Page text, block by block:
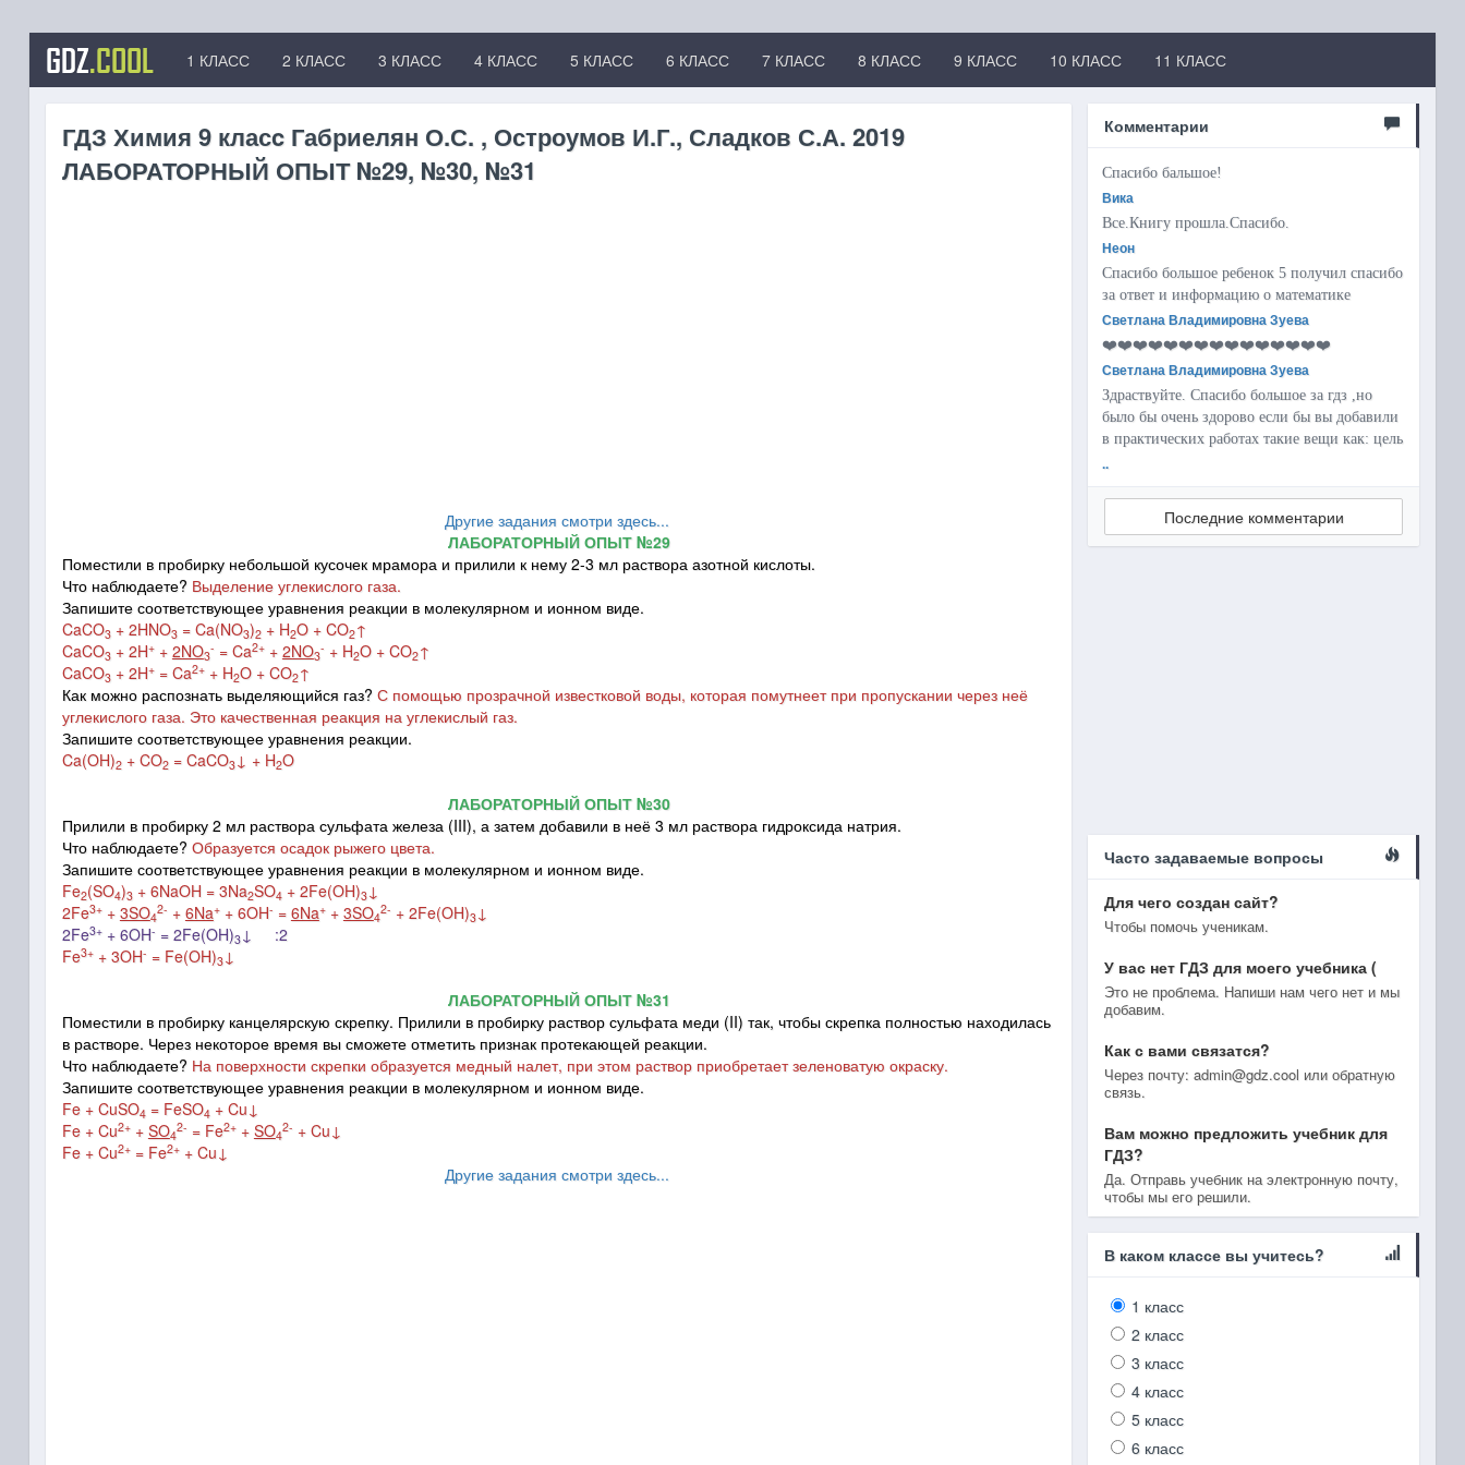
GDZ.COOL 1 КЛАСС 2 КЛАСС 3 КЛАСС 4 КЛАСС 5 КЛАСС 6 КЛАСС 7 КЛАСС 8 КЛАСС 9 КЛАСС 10 КЛАСС 11 КЛАСС
ГДЗ Химия 9 класc Габриелян О.С. , Остроумов И.Г., Сладков С.А. 2019
ЛАБОРАТОРНЫЙ ОПЫТ №29, №30, №31
Другие задания смотри здесь...
ЛАБОРАТОРНЫЙ ОПЫТ №29
Поместили в пробирку небольшой кусочек мрамора и прилили к нему 2-3 мл раствора азотной кислоты.
Что наблюдаете? Выделение углекислого газа.
Запишите соответствующее уравнения реакции в молекулярном и ионном виде.
CaCO3+ 2HNO3= Ca(NO3)2+ H2O + CO2↑
CaCO3+ 2H++ 2NO3
- = Ca2++ 2NO3
- + H2O + CO2↑
CaCO3+ 2H+= Ca2++ H2O + CO2↑
Как можно распознать выделяющийся газ? С помощью прозрачной известковой воды, которая помутнеет при пропускании через неё
углекислого газа. Это качественная реакция на углекислый газ.
Запишите соответствующее уравнения реакции.
Ca(OH)2+ CO2= CaCO3↓ + H2O
ЛАБОРАТОРНЫЙ ОПЫТ №30
Прилили в пробирку 2 мл раствора сульфата железа (III), а затем добавили в неё 3 мл раствора гидроксида натрия.
Что наблюдаете? Образуется осадок рыжего цвета.
Запишите соответствующее уравнения реакции в молекулярном и ионном виде.
Fe2(SO4)3+ 6NaOH = 3Na2SO4 + 2Fe(OH)3↓
2Fe3++ 3SO4
2- + 6Na++ 6OH- = 6Na++ 3SO4
2- + 2Fe(OH)3↓
2Fe3++ 6OH- = 2Fe(OH)3↓ :2
Fe3++ 3OH- = Fe(OH)3↓
ЛАБОРАТОРНЫЙ ОПЫТ №31
Поместили в пробирку канцелярскую скрепку. Прилили в пробирку раствор сульфата меди (II) так, чтобы скрепка полностью находилась
в растворе. Через некоторое время вы сможете отметить признак протекающей реакции.
Что наблюдаете? На поверхности скрепки образуется медный налет, при этом раствор приобретает зеленоватую окраску.
Запишите соответствующее уравнения реакции в молекулярном и ионном виде.
Fe + CuSO4 = FeSO4 + Cu↓
Fe + Cu2++ SO4
2- = Fe2++ SO4
2- + Cu↓
Fe + Cu2+= Fe2++ Cu↓
Другие задания смотри здесь...
Комментарии
Спасибо бальшое!
Вика
Все.Книгу прошла.Спасибо.
Неон
Спасибо большое ребенок 5 получил спасибо
за ответ и информацию о математике
Светлана Владимировна Зуева
❤️❤️❤️❤️❤️❤️❤️❤️❤️❤️❤️❤️❤️❤️❤️
Светлана Владимировна Зуева
Здраствуйте. Спасибо большое за гдз ,но
было бы очень здорово если бы вы добавили
в практических работах такие вещи как: цель
..
Последние комментарии
Часто задаваемые вопросы
Для чего создан сайт?
Чтобы помочь ученикам.
У вас нет ГДЗ для моего учебника (
Это не проблема. Напиши нам чего нет и мы
добавим.
Как с вами связатся?
Через почту: admin@gdz.cool или обратную
связь.
Вам можно предложить учебник для
ГДЗ?
Да. Отправь учебник на электронную почту,
чтобы мы его решили.
В каком классе вы учитесь?
1 класс
2 класс
3 класс
4 класс
5 класс
6 класс